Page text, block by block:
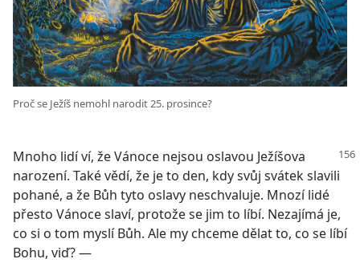
Proč se Ježíš nemohl narodit 25. prosince?
Mnoho lidí ví, že Vánoce nejsou oslavou Ježíšova
narození. Také vědí, že je to den, kdy svůj svátek slavili
pohané, a že Bůh tyto oslavy neschvaluje. Mnozí lidé
přesto Vánoce slaví, protože se jim to líbí. Nezajímá je,
co si o tom myslí Bůh. Ale my chceme dělat to, co se líbí
Bohu, viď? —